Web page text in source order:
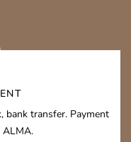
bank transfer. Payment
ALMA.